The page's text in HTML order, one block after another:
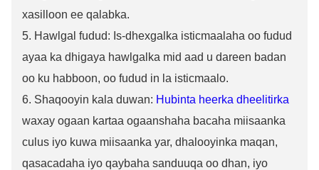
xasilloon ee qalabka.
5. Hawlgal fudud: Is-dhexgalka isticmaalaha oo fudud
ayaa ka dhigaya hawlgalka mid aad u dareen badan
oo ku habboon, oo fudud in la isticmaalo.
6. Shaqooyin kala duwan: Hubinta heerka dheelitirka
waxay ogaan kartaa ogaanshaha bacaha miisaanka
culus iyo kuwa miisaanka yar, dhalooyinka maqan,
qasacadaha iyo qaybaha sanduuqa oo dhan, iyo